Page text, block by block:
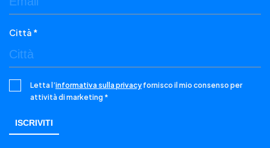
Città *
Letta l’informativa sulla privacy fornisco il mio consenso per
attività di marketing *